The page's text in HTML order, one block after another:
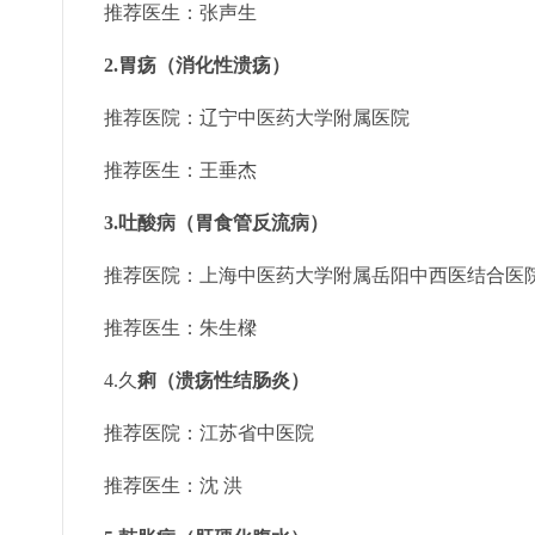
推荐医生：张声生
2.胃疡（消化性溃疡）
推荐医院：辽宁中医药大学附属医院
推荐医生：王垂杰
3.吐酸病（胃食管反流病）
推荐医院：上海中医药大学附属岳阳中西医结合医
推荐医生：朱生樑
4.久 痢（溃疡性结肠炎）
推荐医院：江苏省中医院
推荐医生：沈 洪